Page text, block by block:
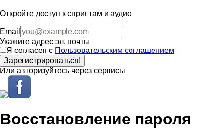
Откройте доступ к спринтам и аудио
Email
Укажите адрес эл. почты
Я согласен с Пользовательским соглашением
Зарегистрироваться!
Или авторизуйтесь через сервисы
Восстановление пароля